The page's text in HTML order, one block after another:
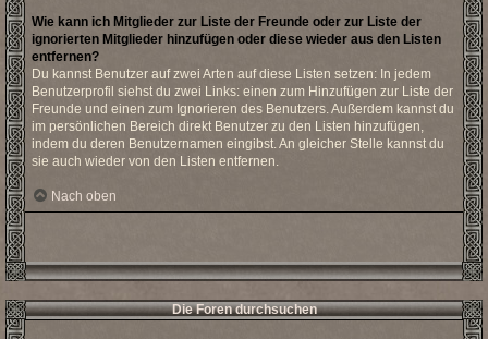
Wie kann ich Mitglieder zur Liste der Freunde oder zur Liste der
ignorierten Mitglieder hinzufügen oder diese wieder aus den Listen
entfernen?
Du kannst Benutzer auf zwei Arten auf diese Listen setzen: In jedem
Benutzerprofil siehst du zwei Links: einen zum Hinzufügen zur Liste der
Freunde und einen zum Ignorieren des Benutzers. Außerdem kannst du
im persönlichen Bereich direkt Benutzer zu den Listen hinzufügen,
indem du deren Benutzernamen eingibst. An gleicher Stelle kannst du
sie auch wieder von den Listen entfernen.
Nach oben
Die Foren durchsuchen